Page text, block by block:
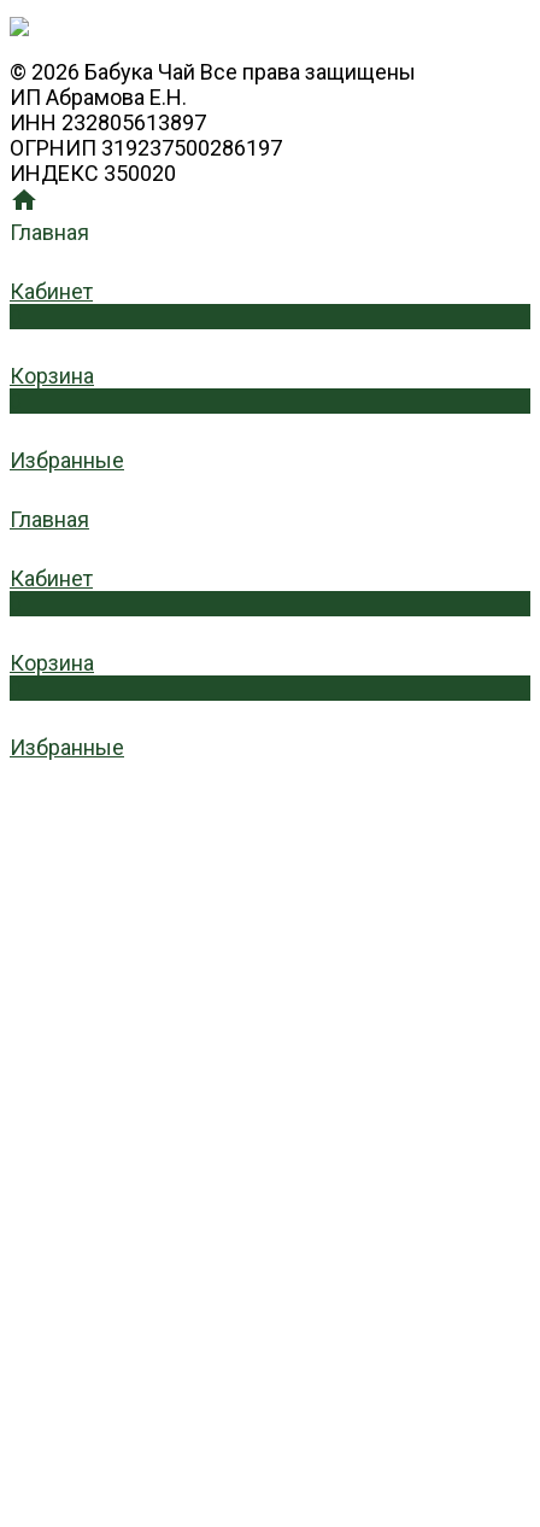
© 2026 Бабука Чай Все права защищены
ИП Абрамова Е.Н.
ИНН 232805613897
ОГРНИП 319237500286197
ИНДЕКС 350020
Главная
Кабинет
Корзина
Избранные
Главная
Кабинет
Корзина
Избранные